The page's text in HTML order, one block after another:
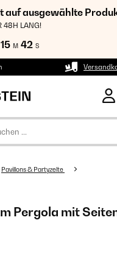
auf ausgewählte
48H LANG!
15 M 41 S
Pavillons & Partyzelte
Pergola mit